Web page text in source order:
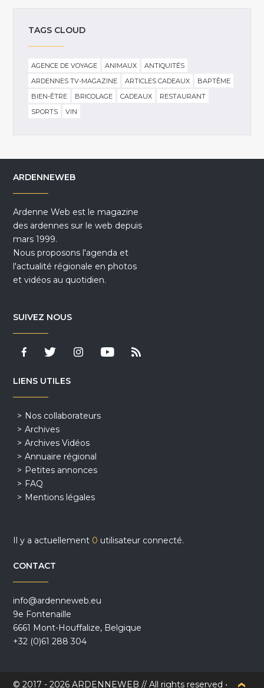
TAGS CLOUD
AGENCE DE VOYAGE ANIMAUX
ANTIQUITÉS
ARDENNES TV-MAGAZINE
ARTICLES CADEAUX
BAPTÊME
BIEN-ÊTRE
BRICOLAGE CADEAUX
RESTAURANT
SPORTS
VIN
ARDENNEWEB
Ardenne Web est le magazine
des ardennes sur le web depuis
mars 1999.
Nous proposons l'agenda et
l'actualité régionale en photos
et vidéos au quotidien.
SUIVEZ NOUS
LIENS UTILES
Nos collaborateurs
Archives
Archives Vidéos
Annuaire régional
Petites annonces
FAQ
Mentions légales
Il y a actuellement 0 utilisateur connecté.
CONTACT
info@ardenneweb.eu
9e Fontenaille
6661 Mont-Houffalize, Belgique
+32 (0)61 288 304
© 2017 - 2026 ARDENNEWEB // All rights reserved •